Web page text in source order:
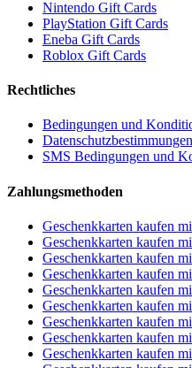
Nintendo Gift Cards
PlayStation Gift Cards
Eneba Gift Cards
Roblox Gift Cards
Rechtliches
Bedingungen und
Datenschutzbestimmungen
SMS Bedingungen und
Zahlungsmethoden
Geschenkkarten kaufen
Geschenkkarten kaufen
Geschenkkarten kaufen
Geschenkkarten kaufen
Geschenkkarten kaufen
Geschenkkarten kaufen
Geschenkkarten kaufen
Geschenkkarten kaufen
Geschenkkarten kaufen